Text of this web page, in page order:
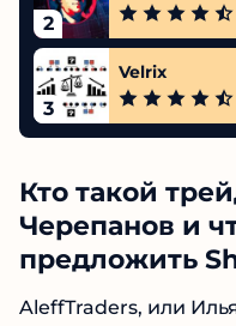
2
Высшая
3
Velrix
Кто такой
Черепанов и